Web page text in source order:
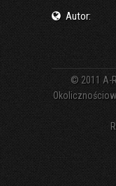
Autor:
© 2011 A-